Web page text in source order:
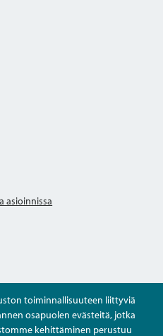
toiminnallisuuteen liittyviä
osapuolen evästeitä, jotka
kehittäminen perustuu
asioinnissa